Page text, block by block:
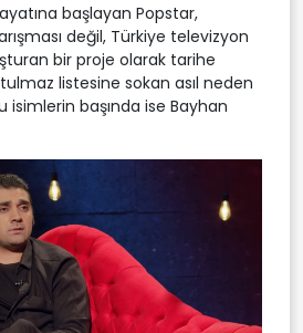
başlayan Popstar,
değil, Türkiye televizyon
bir proje olarak tarihe
listesine sokan asıl neden
isimlerin başında ise Bayhan